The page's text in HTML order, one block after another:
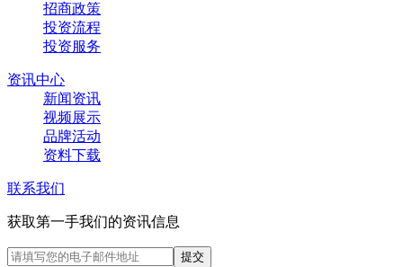
招商政策
投资流程
投资服务
资讯中心
新闻资讯
视频展示
品牌活动
资料下载
联系我们
获取第一手我们的资讯信息